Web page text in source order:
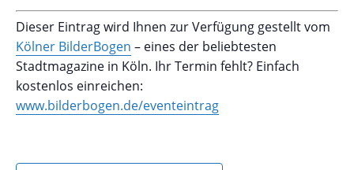
Dieser Eintrag wird Ihnen zur Verfügung gestellt vom
Kölner BilderBogen – eines der beliebtesten
Stadtmagazine in Köln. Ihr Termin fehlt? Einfach
kostenlos einreichen:
www.bilderbogen.de/eventeintrag